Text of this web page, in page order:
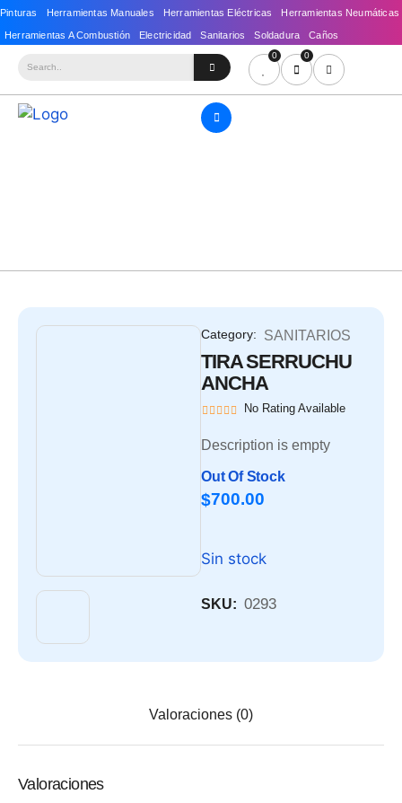
0 0
Category: SANITARIOS
TIRA SERRUCHU
ANCHA
No Rating Available
Description is empty
Out Of Stock
$700.00
Sin stock
SKU: 0293
Valoraciones (0)
Valoraciones